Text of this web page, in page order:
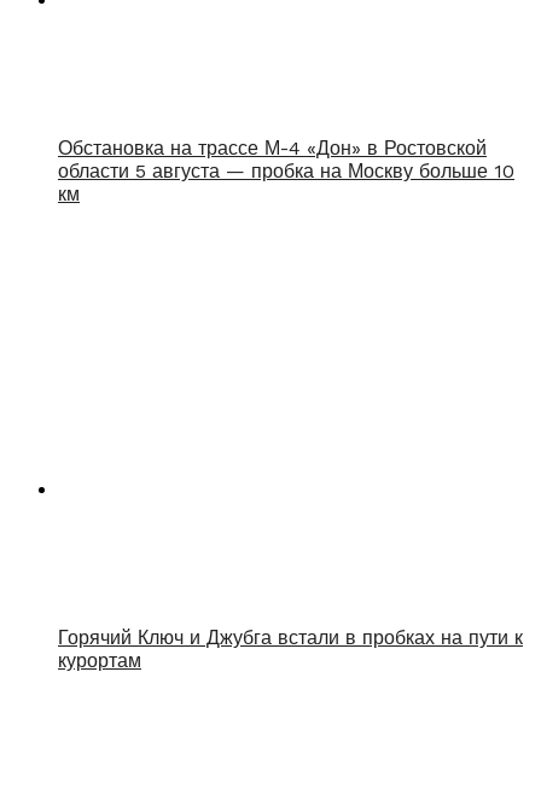
Обстановка на трассе М-4 «Дон» в Ростовской
области 5 августа — пробка на Москву больше 10
км
Горячий Ключ и Джубга встали в пробках на пути к
курортам